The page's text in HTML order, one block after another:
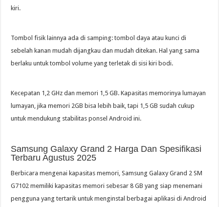
kiri.
Tombol fisik lainnya ada di samping: tombol daya atau kunci di
sebelah kanan mudah dijangkau dan mudah ditekan. Hal yang sama
berlaku untuk tombol volume yang terletak di sisi kiri bodi.
Kecepatan 1,2 GHz dan memori 1,5 GB. Kapasitas memorinya lumayan
lumayan, jika memori 2GB bisa lebih baik, tapi 1,5 GB sudah cukup
untuk mendukung stabilitas ponsel Android ini.
Samsung Galaxy Grand 2 Harga Dan Spesifikasi
Terbaru Agustus 2025
Berbicara mengenai kapasitas memori, Samsung Galaxy Grand 2 SM
G7102 memiliki kapasitas memori sebesar 8 GB yang siap menemani
pengguna yang tertarik untuk menginstal berbagai aplikasi di Android